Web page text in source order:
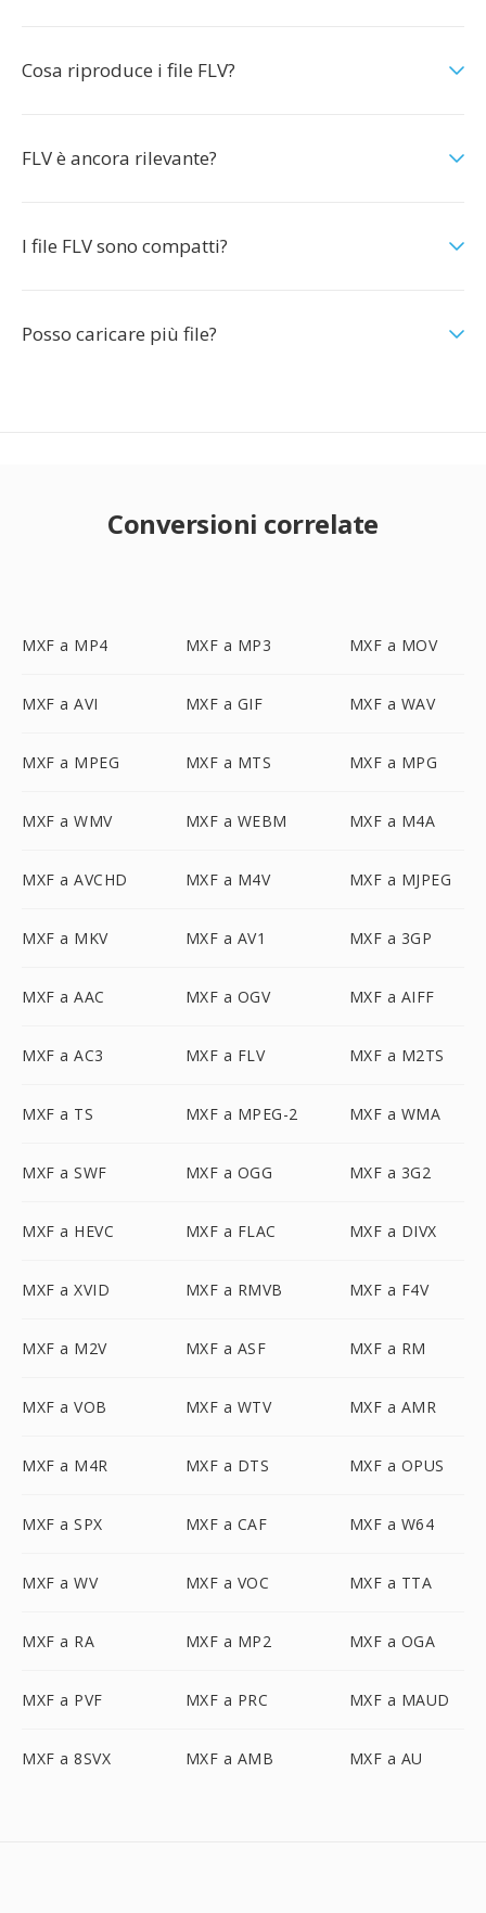
Cosa riproduce i file FLV?
FLV è ancora rilevante?
I file FLV sono compatti?
Posso caricare più file?
Conversioni correlate
MXF a MP4 MXF a MP3 MXF a MOV
MXF a AVI MXF a GIF MXF a WAV
MXF a MPEG MXF a MTS MXF a MPG
MXF a WMV MXF a WEBM MXF a M4A
MXF a AVCHD MXF a M4V MXF a MJPEG
MXF a MKV MXF a AV1 MXF a 3GP
MXF a AAC MXF a OGV MXF a AIFF
MXF a AC3 MXF a FLV MXF a M2TS
MXF a TS MXF a MPEG-2 MXF a WMA
MXF a SWF MXF a OGG MXF a 3G2
MXF a HEVC MXF a FLAC MXF a DIVX
MXF a XVID MXF a RMVB MXF a F4V
MXF a M2V MXF a ASF MXF a RM
MXF a VOB MXF a WTV MXF a AMR
MXF a M4R MXF a DTS MXF a OPUS
MXF a SPX MXF a CAF MXF a W64
MXF a WV MXF a VOC MXF a TTA
MXF a RA MXF a MP2 MXF a OGA
MXF a PVF MXF a PRC MXF a MAUD
MXF a 8SVX MXF a AMB MXF a AU